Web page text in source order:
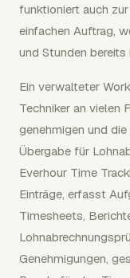
funktioniert auch
einfachen Auftrag,
und Stunden bereits
Ein verwalteter
Techniker an vielen
genehmigen und
Übergabe für
Everhour Time
Einträge, erfasst
Timesheets,
Genehmigungen,